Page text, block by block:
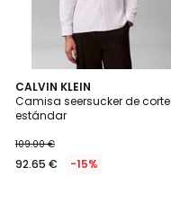
CALVIN KLEIN
Camisa seersucker de corte
estándar
109.00 €
92.65 € -15%